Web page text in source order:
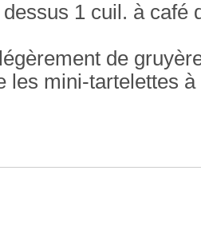
1 cuil. à café
de
les mini-tartelettes à